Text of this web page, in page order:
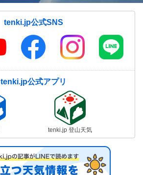
tenki.jp公式SNS
tenki.jp公式アプリ
tenki.jp 登山天気